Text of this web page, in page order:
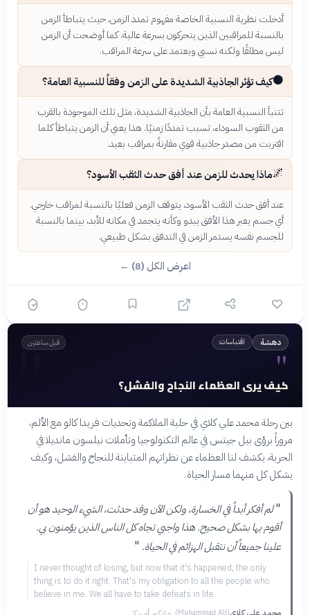
أدخلت نظرية النسبية الخاصة مفهوم تمدد الزمن، حيث يتباطأ الزمن
بالنسبة للمراقبين الذين يتحركون بسرعة عالية. كما أوضحت أن الزمن
ليس مطلقًا ولكنه نسبي ويعتمد على سرعة المراقب.
⚫كيف تؤثر الجاذبية الشديدة على الزمن وفقاً للنسبية العامة؟
تتنبأ النسبية العامة بأن الجاذبية الشديدة، مثل تلك الموجودة بالقرب
من الثقوب السوداء، تسبب تمددًا زمنيًا. هذا يعني أن الزمن يتباطأ كلما
اقتربت من مصدر جاذبية قوي مقارنةً بمراقب بعيد.
🌌ماذا يحدث للزمن عند أفق حدث الثقب الأسود؟
عند أفق حدث الثقب الأسود، يتوقف الزمن فعليًا بالنسبة لمراقب خارجي.
أي جسم يعبر هذا الأفق يبدو وكأنه يتجمد في مكانه للأبد، بينما بالنسبة
للجسم نفسه يستمر الزمن في التدفق بشكل طبيعي.
اعرض الكل (8) ←
" دهشة اقتباسات قبل ساعتين
"
كيف يرى العظماء النجاح والفشل؟
بين رحلة محمد علي كلاي في حلبة الملاكمة وتحديات فريدا كالو مع الألم،
مروراً برؤى بيل جيتس في عالم التكنولوجيا وتأملات نيلسون مانديلا في
الحرية، يكشف لنا العظماء عن نظراتهم المتباينة للنجاح والفشل، وكيف
يشكل كل منهما مسار الحياة.
"لم أفكر أبداً في الخسارة، ولكن الآن وقد حدثت، الشيء الوحيد هو أن
أقوم بها بشكل صحيح. هذا واجبي تجاه كل الناس الذين يؤمنون بي.
علينا جميعاً أن نتقبل الهزائم في الحياة. "
I never thought of losing, but now that it's happened, the only
thing is to do it right. That's my obligation to all the people who
believe in me. We all have to take defeats in life.